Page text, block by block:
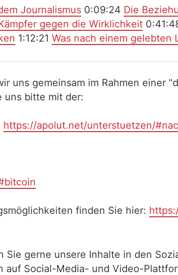
Journalismus 0:09:24 Die
gegen die Wirklichkeit
1:12:21 Was nach einem gelebten
uns gemeinsam im Rahmen einer
uns bitte mit der:
https://apolut.net/unterstuetzen/
finden Sie hier:
gerne unsere Inhalte in den
auf Social-Media- und Video-